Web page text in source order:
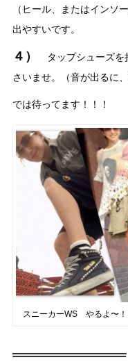
（ヒール、またはインソ
出やすいです。
４）
タップシューズを
さいませ。（音が出るに
では待ってます！！！
スニーカーWS やるよ〜